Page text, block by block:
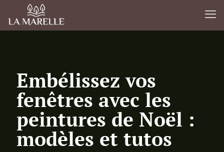
Embélissez vos
fenêtres avec les
peintures de Noël :
modèles et tutos